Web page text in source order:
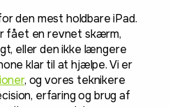
den mest holdbare iPad.
fået en revnet skærm,
eller den ikke længere
klar til at hjælpe. Vi er
, og vores teknikere
erfaring og brug af